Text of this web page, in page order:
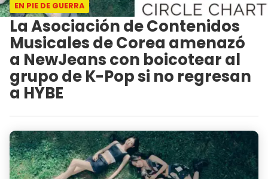
EN PIE DE GUERRA
La Asociación de Contenidos
Musicales de Corea amenazó
a NewJeans con boicotear al
grupo de K-Pop si no regresan
a HYBE